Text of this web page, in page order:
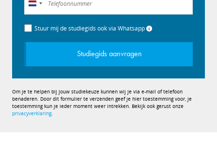
Nederland
+31
Stuur mij de studiegids ook via Whatsapp
Studiegids aanvragen
Om je te helpen bij jouw studiekeuze kunnen wij je via e-mail of telefoon
benaderen. Door dit formulier te verzenden geef je hier toestemming voor, je
toestemming kun je ieder moment weer intrekken. Bekijk ook gerust onze
privacyverklaring.